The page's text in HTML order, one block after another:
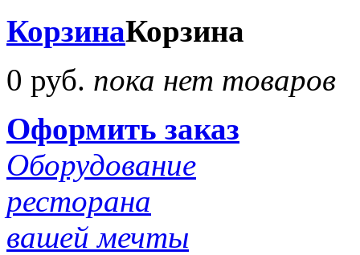
КорзинаКорзина
0 руб. пока нет товаров
Оформить заказ
Оборудование
ресторана
вашей мечты